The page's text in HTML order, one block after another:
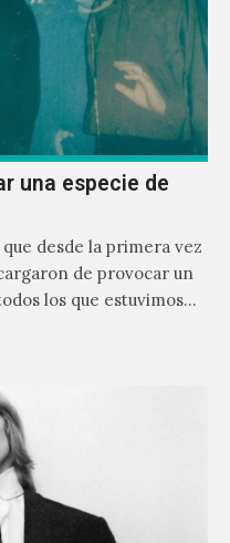
una especie de
que desde la primera vez
de provocar un
los que estuvimos